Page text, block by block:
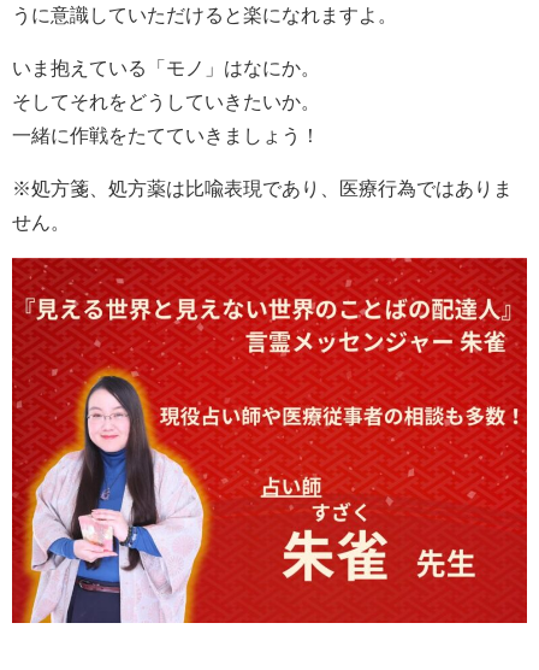
うに意識していただけると楽になれますよ。
いま抱えている「モノ」はなにか。
そしてそれをどうしていきたいか。
一緒に作戦をたてていきましょう！
※処方箋、処方薬は比喩表現であり、医療行為ではありま
せん。